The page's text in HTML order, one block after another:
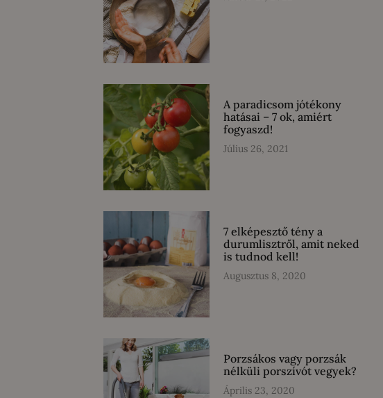
A paradicsom jótékony
hatásai – 7 ok, amiért
fogyaszd!
Július 26, 2021
7 elképesztő tény a
durumlisztről, amit neked
is tudnod kell!
Augusztus 8, 2020
Porzsákos vagy porzsák
nélküli porszívót vegyek?
Április 23, 2020